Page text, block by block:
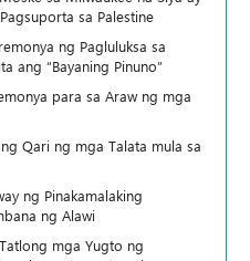
sa Palestine
ng Pagluluksa sa
ang “Bayaning Pinuno”
para sa Araw ng mga
Qari ng mga Talata mula sa
ng Pinakamalaking
ng Alawi
mga Yugto ng